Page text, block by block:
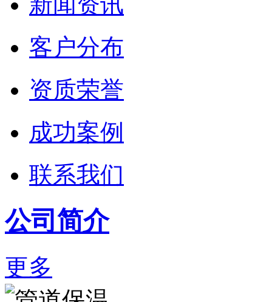
客户分布
资质荣誉
成功案例
联系我们
公司简介
更多